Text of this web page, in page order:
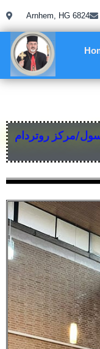
Arnhem, HG 6824
مركز روتردام